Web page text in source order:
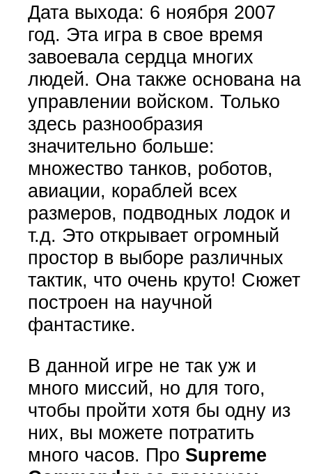
Дата выхода: 6 ноября 2007
год. Эта игра в свое время
завоевала сердца многих
людей. Она также основана на
управлении войском. Только
здесь разнообразия
значительно больше:
множество танков, роботов,
авиации, кораблей всех
размеров, подводных лодок и
т.д. Это открывает огромный
простор в выборе различных
тактик, что очень круто! Сюжет
построен на научной
фантастике.
В данной игре не так уж и
много миссий, но для того,
чтобы пройти хотя бы одну из
них, вы можете потратить
много часов. Про Supreme